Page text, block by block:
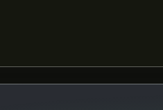
de siste 3 månedene, er